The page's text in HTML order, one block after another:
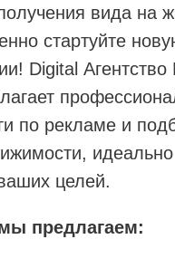
вида на
стартуйте
Digital Агентство
по рекламе и
целей.
предлагаем: